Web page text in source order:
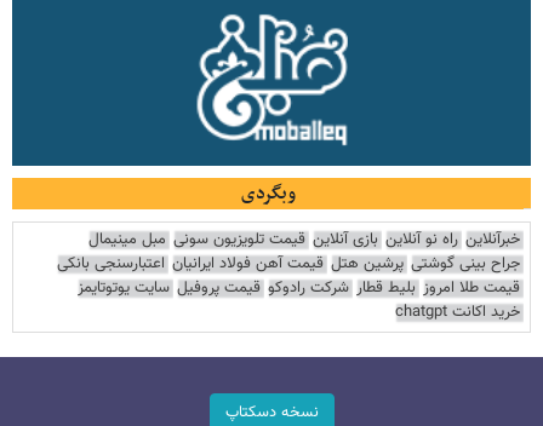
وبگردی
خبرآنلاین راه نو آنلاین بازی آنلاین قیمت تلویزیون سونی مبل مینیمال
جراح بینی گوشتی پرشین هتل قیمت آهن فولاد ایرانیان اعتبارسنجی بانکی
قیمت طلا امروز بلیط قطار شرکت رادوکو قیمت پروفیل سایت یوتوتایمز
خرید اکانت chatgpt
نسخه دسکتاپ